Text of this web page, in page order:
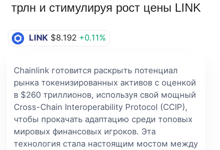
трлн и стимулируя рост цены LINK
LINK $8.192 +0.11%
Chainlink готовится раскрыть потенциал
рынка токенизированных активов с оценкой
в $260 триллионов, используя свой мощный
Cross-Chain Interoperability Protocol (CCIP),
чтобы прокачать адаптацию среди топовых
мировых финансовых игроков. Эта
технология стала настоящим мостом между